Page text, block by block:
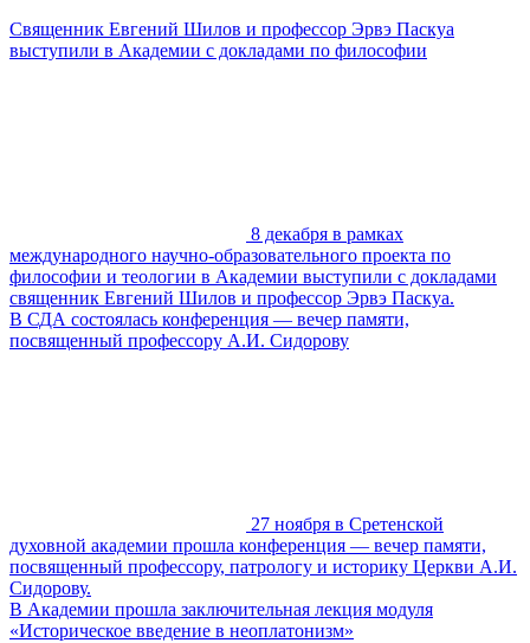
Священник Евгений Шилов и профессор Эрвэ Паскуа
выступили в Академии с докладами по философии
8 декабря в рамках
международного научно-образовательного проекта по
философии и теологии в Академии выступили с докладами
священник Евгений Шилов и профессор Эрвэ Паскуа.
В СДА состоялась конференция — вечер памяти,
посвященный профессору А.И. Сидорову
27 ноября в Сретенской
духовной академии прошла конференция — вечер памяти,
посвященный профессору, патрологу и историку Церкви А.И.
Сидорову.
В Академии прошла заключительная лекция модуля
«Историческое введение в неоплатонизм»